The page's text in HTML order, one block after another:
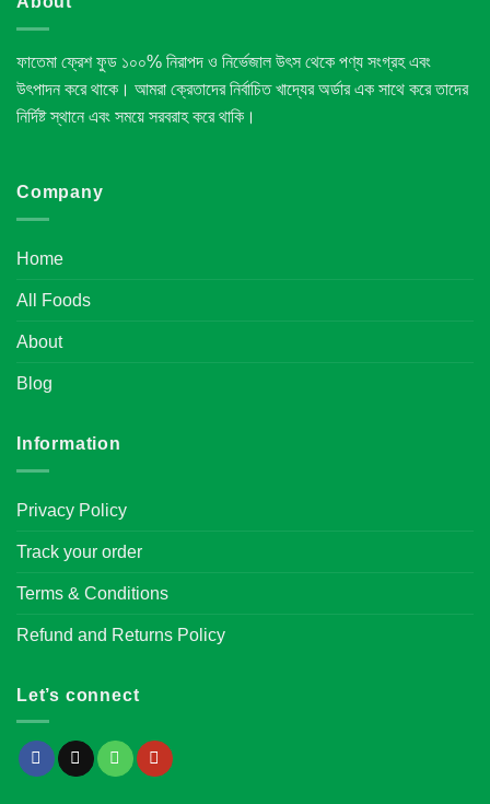
ফাতেমা ফ্রেশ ফুড ১০০% নিরাপদ ও নির্ভেজাল উৎস থেকে পণ্য সংগ্রহ এবং
উৎপাদন করে থাকে। আমরা ক্রেতাদের নির্বাচিত খাদ্যের অর্ডার এক সাথে করে তাদের
নির্দিষ্ট স্থানে এবং সময়ে সরবরাহ করে থাকি।
Company
Home
All Foods
About
Blog
Information
Privacy Policy
Track your order
Terms & Conditions
Refund and Returns Policy
Let’s connect